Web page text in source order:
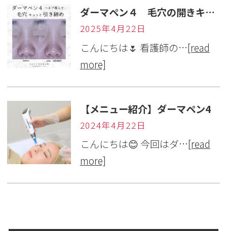
ダーマペン４ 毛穴の開きキュッと引き締め！ 症例紹介
2025年4月22日
こんにちは🌷 看護師の…[read
more]
【メニュー紹介】ダーマペン4
2024年4月22日
こんにちは😊 今回はダ…[read
more]